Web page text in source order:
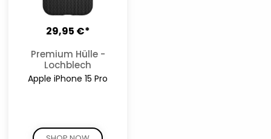
29,95 €*
Premium Hülle -
Lochblech
Apple iPhone 15 Pro